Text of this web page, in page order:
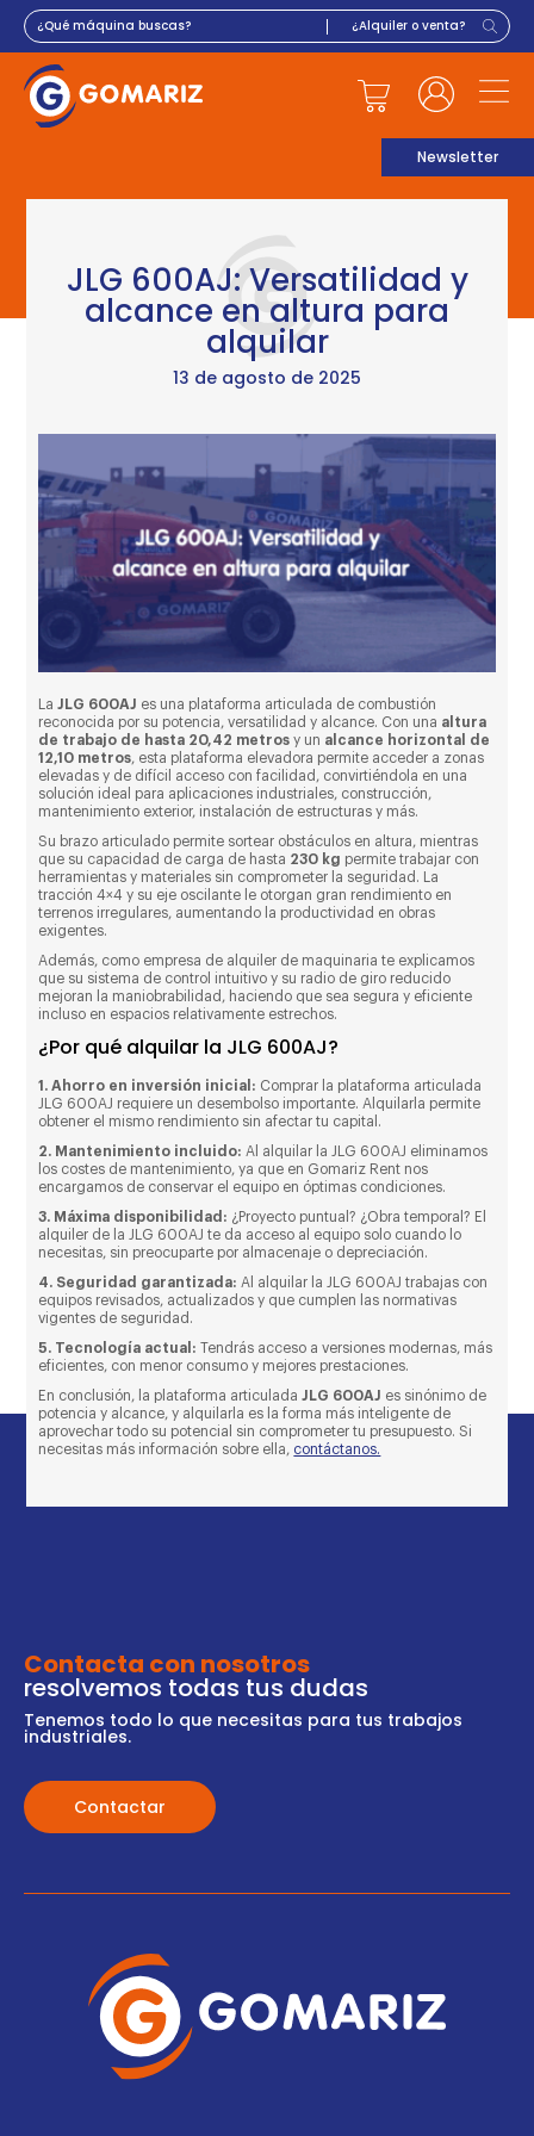
Newsletter
JLG 600AJ: Versatilidad y
alcance en altura para
alquilar
13 de agosto de 2025
LaJLG 600AJ es una plataforma articulada de combustión
reconocida por su potencia, versatilidad y alcance. Con una altura
de trabajo de hasta 20,42 metros y un alcance horizontal de
12,10 metros, esta plataforma elevadora permite acceder a zonas
elevadas y de difícil acceso con facilidad, convirtiéndola en una
solución ideal para aplicaciones industriales, construcción,
mantenimiento exterior, instalación de estructuras y más.
Su brazo articulado permite sortear obstáculos en altura, mientras
que su capacidad de carga de hasta 230 kg permite trabajar con
herramientas y materiales sin comprometer la seguridad. La
tracción 4×4 y su eje oscilante le otorgan gran rendimiento en
terrenos irregulares, aumentando la productividad en obras
exigentes.
Además, como empresa de alquiler de maquinaria te explicamos
que su sistema de control intuitivo y su radio de giro reducido
mejoran la maniobrabilidad, haciendo que sea segura y eficiente
incluso en espacios relativamente estrechos.
¿Por qué alquilar la JLG 600AJ?
1. Ahorro en inversión inicial: Comprar la plataforma articulada
JLG 600AJ requiere un desembolso importante. Alquilarla permite
obtener el mismo rendimiento sin afectar tu capital.
2. Mantenimiento incluido: Al alquilar la JLG 600AJ eliminamos
los costes de mantenimiento, ya que en Gomariz Rent nos
encargamos de conservar el equipo en óptimas condiciones.
3. Máxima disponibilidad: ¿Proyecto puntual? ¿Obra temporal? El
alquiler de la JLG 600AJ te da acceso al equipo solo cuando lo
necesitas, sin preocuparte por almacenaje o depreciación.
4. Seguridad garantizada: Al alquilar la JLG 600AJ trabajas con
equipos revisados, actualizados y que cumplen las normativas
vigentes de seguridad.
5. Tecnología actual: Tendrás acceso a versiones modernas, más
eficientes, con menor consumo y mejores prestaciones.
En conclusión, la plataforma articuladaJLG 600AJ es sinónimo de
potencia y alcance, y alquilarla es la forma más inteligente de
aprovechar todo su potencial sin comprometer tu presupuesto. Si
necesitas más información sobre ella, contáctanos.
Contacta con nosotros
resolvemos todas tus dudas
Tenemos todo lo que necesitas para tus trabajos
industriales.
Contactar